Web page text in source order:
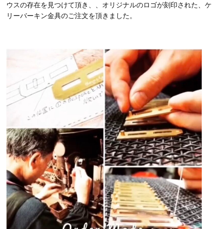
ウスの存在を見つけて頂き、、オリジナルのロゴが刻印された、ケ
リーバーキン金具のご注文を頂きました。